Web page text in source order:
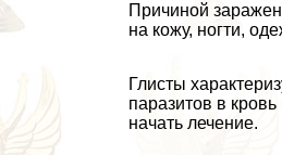
Причиной
на кожу, ногти,
Глисты
паразитов в
начать лечение.